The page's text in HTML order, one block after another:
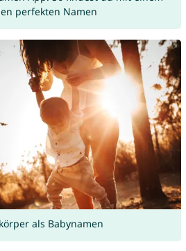
perfekten Namen
als Babynamen